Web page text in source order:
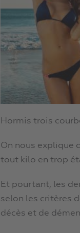
Hormis trois
On nous explique
tout kilo en trop
Et pourtant, les
selon les critères
décès et de